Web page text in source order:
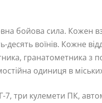
бойова сила. Кожен
десять воїнів. Кожне
гранатометника з
одиниця в
7, три кулемети ПК,